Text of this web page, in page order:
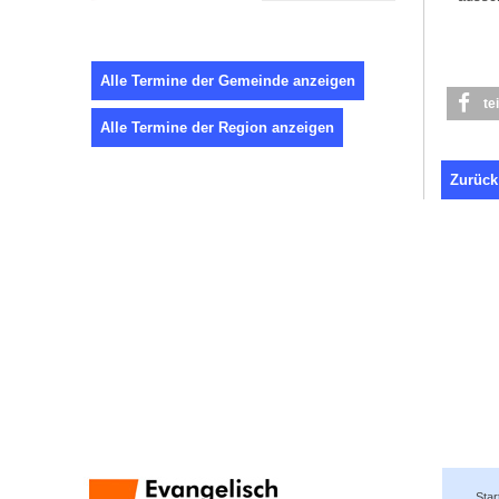
Alle Termine der Gemeinde anzeigen
Alle Termine der Region anzeigen
Zurück